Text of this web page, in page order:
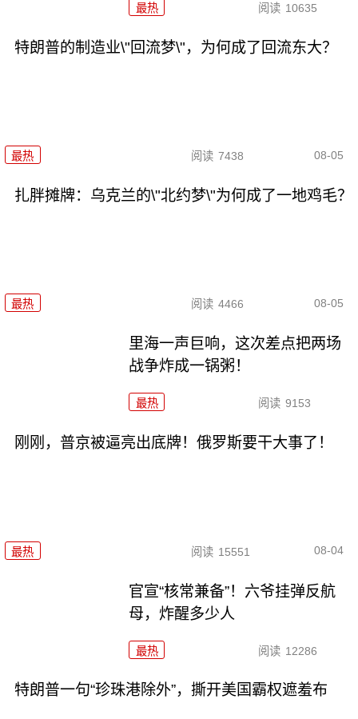
最热 阅读 10635
特朗普的制造业\"回流梦\"，为何成了回流东大？
最热 阅读 7438 08-05
扎胖摊牌：乌克兰的\"北约梦\"为何成了一地鸡毛？
最热 阅读 4466 08-05
里海一声巨响，这次差点把两场
战争炸成一锅粥！
最热 阅读 9153
刚刚，普京被逼亮出底牌！俄罗斯要干大事了！
最热 阅读 15551 08-04
官宣“核常兼备”！六爷挂弹反航
母，炸醒多少人
最热 阅读 12286
特朗普一句“珍珠港除外”，撕开美国霸权遮羞布